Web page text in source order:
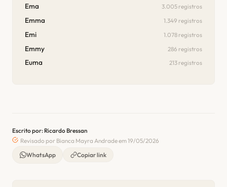
Ema 3.005 registros
Emma 1.349 registros
Emi 1.078 registros
Emmy 286 registros
Euma 213 registros
Escrito por: Ricardo Bressan
Revisado por Bianca Mayra Andrade em 19/05/2026
WhatsApp
Copiar link